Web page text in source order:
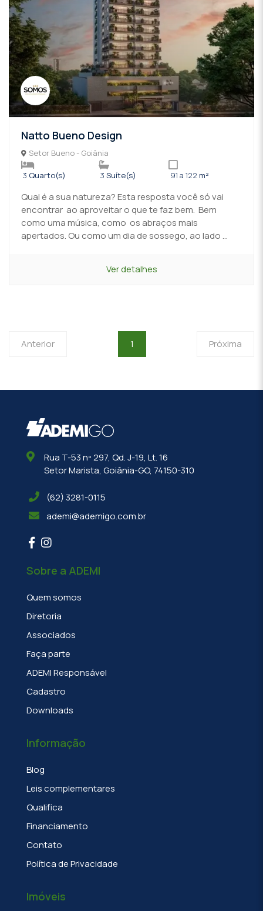
Natto Bueno Design
Setor Bueno - Goiânia
3 Quarto(s) 3 Suíte(s) 91 a 122 m²
Qual é a sua natureza? Esta resposta você só vai
encontrar ao aproveitar o que te faz bem. Bem
como uma música, como os abraços mais
apertados. Ou como um dia de sossego, ao lado ...
Ver detalhes
Anterior 1 Próxima
Rua T-53 nº 297, Qd. J-19, Lt. 16
Setor Marista, Goiânia-GO, 74150-310
(62) 3281-0115
ademi@ademigo.com.br
Sobre a ADEMI
Quem somos
Diretoria
Associados
Faça parte
ADEMI Responsável
Cadastro
Downloads
Informação
Blog
Leis complementares
Qualifica
Financiamento
Contato
Política de Privacidade
Imóveis